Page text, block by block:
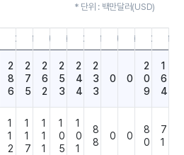
* 단위 : 백만달러(USD)
22.03.3121.12.3121.09.3021.06.3021.03.3120.12.31
20.09.3020.06.3020.03.3119.12.31
2
8
6
2
7
5
2
6
2
2
5
3
2
4
4
2
3
3
0 0
2
0
9
1
6
4
1
1
2
1
1
7
1
1
1
1
0
5
1
0
1
8
8
0 0
8
0
7
1